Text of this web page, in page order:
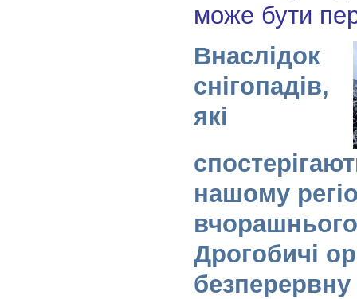
може бути
Внаслідок
снігопадів,
які
нашому
Дрогобичі